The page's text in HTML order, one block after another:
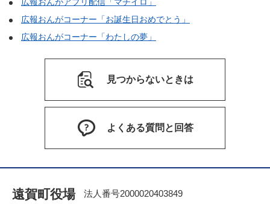
広報おんがアプリ配信「マチイロ」
広報おんがコーナー「お誕生日おめでとう」
広報おんがコーナー「わたしの夢」
見つからないときは
よくある質問と回答
遠賀町役場 法人番号2000020403849